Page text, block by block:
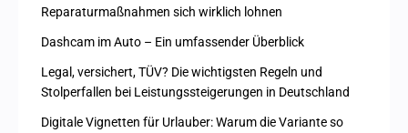
Reparaturmaßnahmen sich wirklich lohnen
Dashcam im Auto – Ein umfassender Überblick
Legal, versichert, TÜV? Die wichtigsten Regeln und
Stolperfallen bei Leistungssteigerungen in Deutschland
Digitale Vignetten für Urlauber: Warum die Variante so